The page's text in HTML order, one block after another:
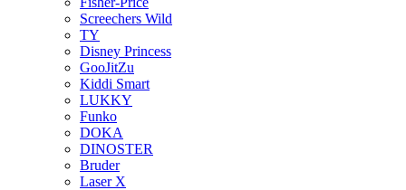
Screechers Wild
TY
Disney Princess
GooJitZu
Kiddi Smart
LUKKY
Funko
DOKA
DINOSTER
Bruder
Laser X